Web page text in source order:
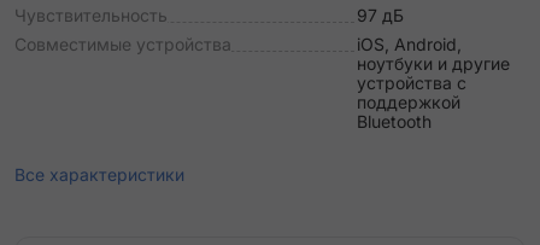
Чувствительность
97 дБ
Совместимые устройства
iOS, Android,
ноутбуки и другие
устройства с
поддержкой
Bluetooth
Все характеристики